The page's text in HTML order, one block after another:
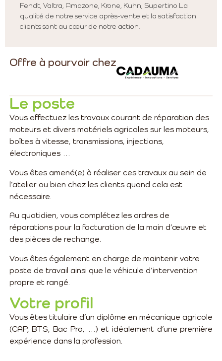
Offre à pourvoir chez
Le poste
Vous effectuez les travaux courant de réparation des
moteurs et divers matériels agricoles sur les moteurs,
boîtes à vitesse, transmissions, injections,
électroniques …
Vous êtes amené(e) à réaliser ces travaux au sein de
l’atelier ou bien chez les clients quand cela est
nécessaire.
Au quotidien, vous complétez les ordres de
réparations pour la facturation de la main d’œuvre et
des pièces de rechange.
Vous êtes également en charge de maintenir votre
poste de travail ainsi que le véhicule d’intervention
propre et rangé.
Votre profil
Vous êtes titulaire d’un diplôme en mécanique agricole
(CAP, BTS, Bac Pro, …) et idéalement d’une première
expérience dans la profession.
Fendt, Valtra, Amazone, Krone, Kuhn, Supertino La
qualité de notre service après-vente et la satisfaction
clients sont au cœur de notre action.